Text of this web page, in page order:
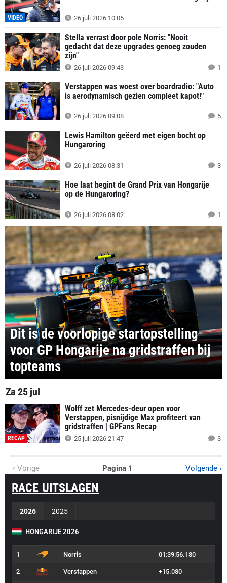
VIDEO 26 juli 2026 10:05
Stella verrast door pole Norris: "Nooit
gedacht dat deze upgrades genoeg zouden
zijn"
26 juli 2026 09:43 1
Verstappen was woest over boardradio: "Auto
is aerodynamisch gezien compleet kapot!"
26 juli 2026 09:08 5
Lewis Hamilton geëerd met eigen bocht op
Hungaroring
26 juli 2026 08:31 3
Hoe laat begint de Grand Prix van Hongarije
op de Hungaroring?
26 juli 2026 08:02 1
Dit is de voorlopige startopstelling
voor GP Hongarije na gridstraffen bij
topteams
Za 25 jul
RECAP
Wolff zet Mercedes-deur open voor
Verstappen, pisnijdige Max profiteert van
gridstraffen | GPFans Recap
25 juli 2026 21:47 3
‹ Vorige Pagina 1 Volgende ›
RACE UITSLAGEN
2026 2025
HONGARIJE 2026
1 Norris 01:39:56.180
2 Verstappen +15.080